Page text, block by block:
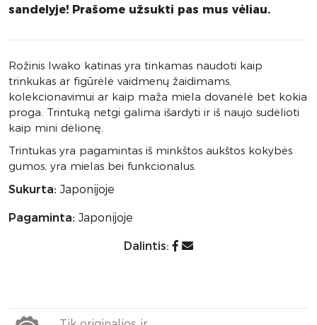
sandelyje! Prašome užsukti pas mus vėliau.
Rožinis Iwako katinas yra tinkamas naudoti kaip
trinkukas ar figūrėlė vaidmenų žaidimams,
kolekcionavimui ar kaip maža miela dovanėlė bet kokia
proga. Trintuką netgi galima išardyti ir iš naujo sudėlioti
kaip mini dėlionę.
Trintukas yra pagamintas iš minkštos aukštos kokybės
gumos, yra mielas bei funkcionalus.
Sukurta: Japonijoje
Pagaminta: Japonijoje
Dalintis: